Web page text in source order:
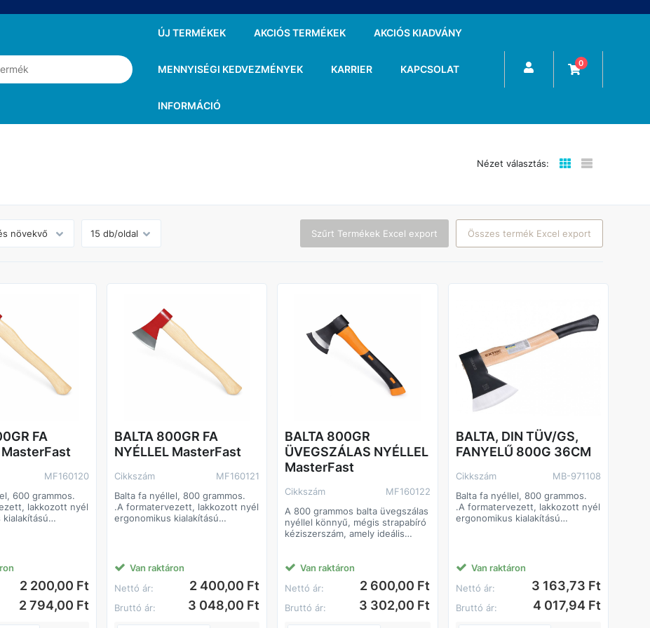
ÚJ TERMÉKEK AKCIÓS TERMÉKEK AKCIÓS KIADVÁNY
MENNYISÉGI KEDVEZMÉNYEK KARRIER KAPCSOLAT
INFORMÁCIÓ
0
Nézet választás:
Összes termék Excel export
Szűrt Termékek Excel export
FA
MasterFast
MF160120
600 grammos.
lakkozott nyél
lakkozott nyél
kialakítású
teszi a
biztonságos
2 200,00 Ft
2 794,00 Ft
BALTA 800GR FA
NYÉLLEL MasterFast
Cikkszám
MF160121
Balta fa nyéllel, 800 grammos.
.A formatervezett, lakkozott nyél
ergonomikus kialakítású
800 grammos.
.A formatervezett, lakkozott nyél
ergonomikus kialakítású
markolata lehetővé teszi a
kényelmes és biztonságos
Van raktáron
Nettó ár:
2 400,00 Ft
Bruttó ár: 3 048,00 Ft
BALTA 800GR
ÜVEGSZÁLAS NYÉLLEL
MasterFast
Cikkszám
MF160122
A 800 grammos balta üvegszálas
nyéllel könnyű, mégis strapabíró
kéziszerszám, amely ideális
baltafej hatékony vágást biztosít,
míg az üvegszálas nyél kiváló
ütés- és időjárásállóságot nyújt.
• 800 g-os baltafej – könnyű, jól
irányítható
Van raktáron
Nettó ár:
2 600,00 Ft
Bruttó ár: 3 302,00 Ft
BALTA, DIN TÜV/GS,
FANYELŰ 800G 36CM
Cikkszám
MB-971108
Balta fa nyéllel, 800 grammos.
.A formatervezett, lakkozott nyél
ergonomikus kialakítású
Van raktáron
Nettó ár:
3 163,73 Ft
Bruttó ár: 4 017,94 Ft